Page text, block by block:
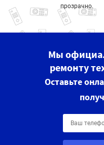
прозрачно.
Мы
ремонту
Оставьте